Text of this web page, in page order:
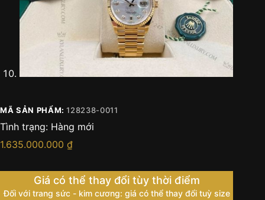
MÃ SẢN PHẨM:128238-0011
Tình trạng: Hàng mới
1.635.000.000 ₫
Giá có thể thay đổi tùy thời điểm
Đối với trang sức - kim cương: giá có thể thay đổi tuỳ size